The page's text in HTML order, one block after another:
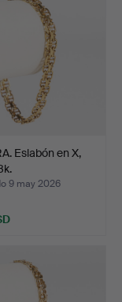
Eslabón en X,
9 may 2026